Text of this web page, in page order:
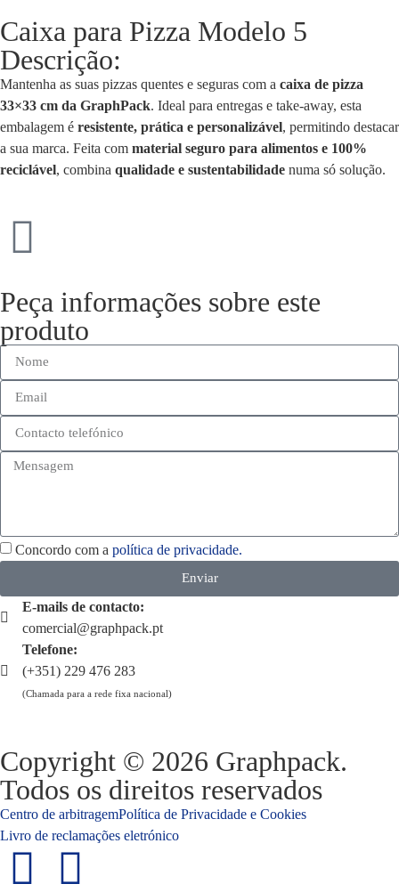
Caixa para Pizza Modelo 5
Descrição:
Mantenha as suas pizzas quentes e seguras com a caixa de pizza
33×33 cm da GraphPack. Ideal para entregas e take-away, esta
embalagem é resistente, prática e personalizável, permitindo destacar
a sua marca. Feita com material seguro para alimentos e 100%
reciclável, combina qualidade e sustentabilidade numa só solução.
Peça informações sobre este
produto
Concordo com a política de privacidade.
Enviar
E-mails de contacto:
comercial@graphpack.pt
Telefone:
(+351) 229 476 283
(Chamada para a rede fixa nacional)
Copyright © 2026 Graphpack.
Todos os direitos reservados
Centro de arbitragemPolítica de Privacidade e Cookies
Livro de reclamações eletrónico